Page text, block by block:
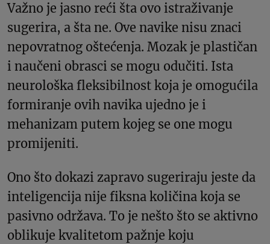
Važno je jasno reći šta ovo istraživanje
sugerira, a šta ne. Ove navike nisu znaci
nepovratnog oštećenja. Mozak je plastičan
i naučeni obrasci se mogu odučiti. Ista
neurološka fleksibilnost koja je omogućila
formiranje ovih navika ujedno je i
mehanizam putem kojeg se one mogu
promijeniti.
Ono što dokazi zapravo sugeriraju jeste da
inteligencija nije fiksna količina koja se
pasivno održava. To je nešto što se aktivno
oblikuje kvalitetom pažnje koju